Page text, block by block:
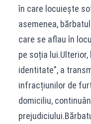
în care locuiește
asemenea,
care se aflau în
pe soția
identitate", a
infracțiunilor de
domiciliu,